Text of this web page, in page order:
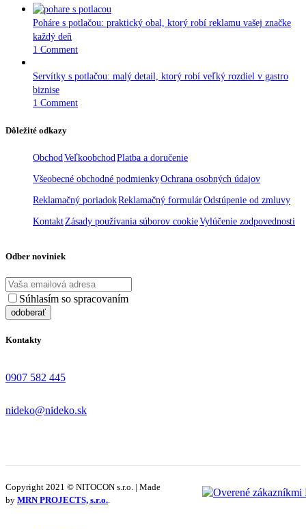
Poháre s potlačou: praktický obal, ktorý robí reklamu vašej značke
každý deň
1 Comment
Servítky s potlačou: malý detail, ktorý robí veľký rozdiel v gastro
biznise
1 Comment
Dôležité odkazy
Obchod Veľkoobchod Platba a doručenie
Všeobecné obchodné podmienkyOchrana osobných údajov
Reklamačný poriadokReklamačný formulárOdstúpenie od zmluvy
Kontakt Zásady používania súborov cookieVylúčenie zodpovednosti
Odber noviniek
Súhlasím so spracovaním
Kontakty
0907 582 445
nideko@nideko.sk
Copyright 2021 © NITOCON s.r.o. | Made
by MRN PROJECTS, s.r.o.